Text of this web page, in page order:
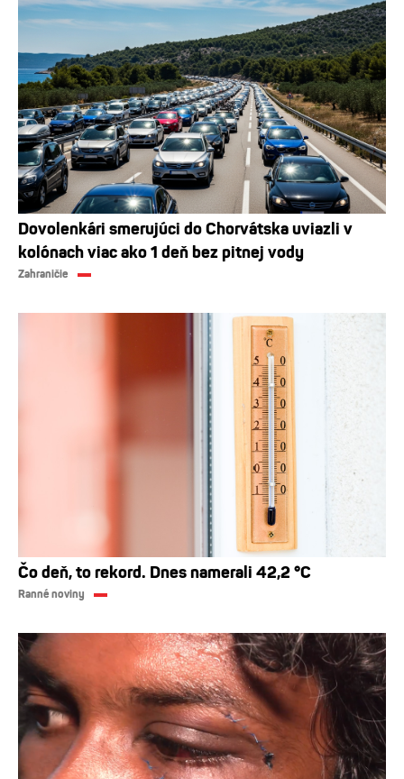
Dovolenkári smerujúci do Chorvátska uviazli v
kolónach viac ako 1 deň bez pitnej vody
Zahraničie
Čo deň, to rekord. Dnes namerali 42,2 °C
Ranné noviny